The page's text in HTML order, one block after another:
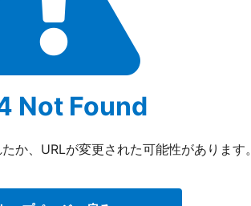
Not Found
か、URLが変更された可能性があります。